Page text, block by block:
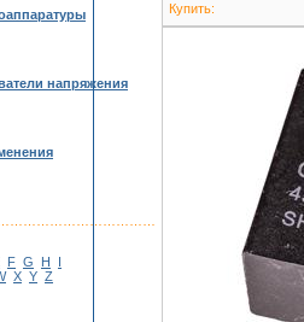
напряжения
F G H
I
X Y Z
Купить: